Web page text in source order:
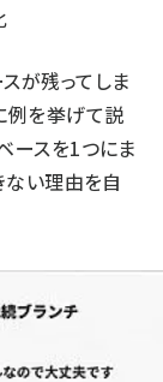
が残ってしま
例を挙げて説
ースを1つにま
ない理由を自